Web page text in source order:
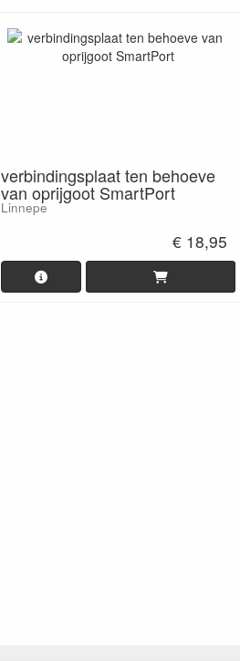
verbindingsplaat ten behoeve
van oprijgoot SmartPort
Linnepe
€ 18,95